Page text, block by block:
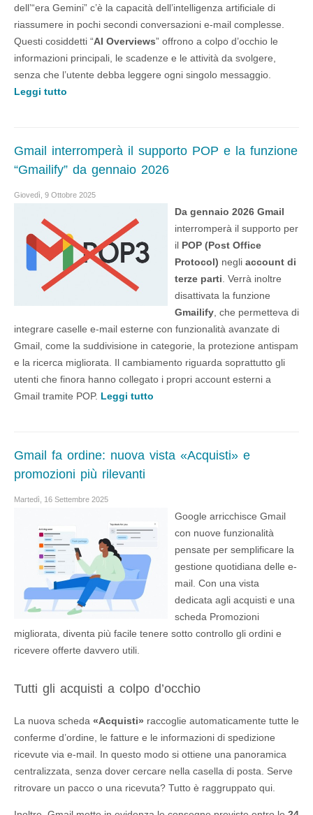
dell’“era Gemini” c’è la capacità dell’intelligenza artificiale di
riassumere in pochi secondi conversazioni e-mail complesse.
Questi cosiddetti “AI Overviews” offrono a colpo d’occhio le
informazioni principali, le scadenze e le attività da svolgere,
senza che l’utente debba leggere ogni singolo messaggio.
Leggi tutto
Gmail interromperà il supporto POP e la funzione
“Gmailify” da gennaio 2026
Giovedì, 9 Ottobre 2025
Da gennaio 2026 Gmail
interromperà il supporto per
il POP (Post Office
Protocol) negli account di
terze parti . Verrà inoltre
disattivata la funzione
Gmailify , che permetteva di
integrare caselle e-mail esterne con funzionalità avanzate di
Gmail, come la suddivisione in categorie, la protezione antispam
e la ricerca migliorata. Il cambiamento riguarda soprattutto gli
utenti che finora hanno collegato i propri account esterni a
Gmail tramite POP. Leggi tutto
Gmail fa ordine: nuova vista «Acquisti» e
promozioni più rilevanti
Martedì, 16 Settembre 2025
Google arricchisce Gmail
con nuove funzionalità
pensate per semplificare la
gestione quotidiana delle e-
mail. Con una vista
dedicata agli acquisti e una
scheda Promozioni
migliorata, diventa più facile tenere sotto controllo gli ordini e
ricevere offerte davvero utili.
Tutti gli acquisti a colpo d’occhio
La nuova scheda «Acquisti» raccoglie automaticamente tutte le
conferme d’ordine, le fatture e le informazioni di spedizione
ricevute via e-mail. In questo modo si ottiene una panoramica
centralizzata, senza dover cercare nella casella di posta. Serve
ritrovare un pacco o una ricevuta? Tutto è raggruppato qui.